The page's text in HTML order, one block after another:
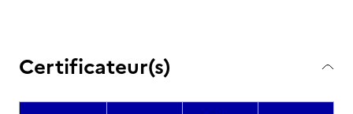
Certificateur(s)